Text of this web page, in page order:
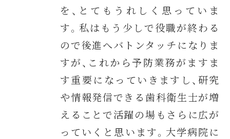
を、とてもうれしく思っていま
す。私はもう少しで役職が終わる
ので後進へバトンタッチになりま
すが、これから予防業務がますま
す重要になっていきますし、研究
や情報発信できる歯科衛生士が増
えることで活躍の場もさらに広が
っていくと思います。大学病院に